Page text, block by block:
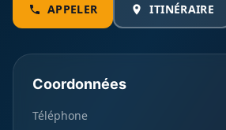
APPELER ITINÉRAIRE
Coordonnées
Téléphone